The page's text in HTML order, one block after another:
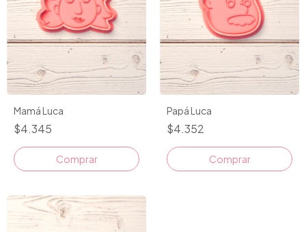
Mamá Luca
$4.345
Comprar
Papá Luca
$4.352
Comprar